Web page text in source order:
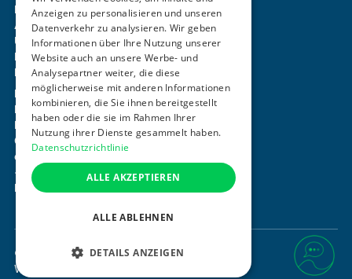
Mitgliedschaft
Aktivitäten
Über uns
Login
Kontakt
Impressum
Datenschutz
Barrierefreiheitserklärung
Cookie-Einstellungen anpassen
office@ogni.at
+43 664 15 63 507
Mayerhofgasse 1 / 22, 1040 Wien
©
. Alle Rechte vorbehalten.
Website von
Anzeigen zu personalisieren und unseren
Datenverkehr zu analysieren. Wir geben
Informationen über Ihre Nutzung unserer
Website auch an unsere Werbe- und
Analysepartner weiter, die diese
möglicherweise mit anderen Informationen
kombinieren, die Sie ihnen bereitgestellt
haben oder die sie im Rahmen Ihrer
Nutzung ihrer Dienste gesammelt haben.
Datenschutzrichtlinie
ALLE AKZEPTIEREN
ALLE ABLEHNEN
DETAILS ANZEIGEN